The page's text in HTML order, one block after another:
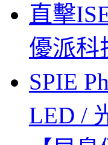
直擊
優派科
SPIE
LED /